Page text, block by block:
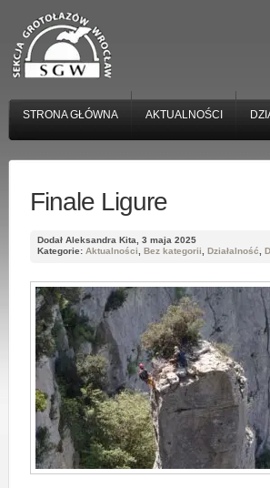
STRONA GŁÓWNA AKTUALNOŚCI
Finale Ligure
Dodał Aleksandra Kita, 3 maja 2025
Kategorie: Aktualności, Bez kategorii, Działalność,